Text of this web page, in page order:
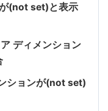
(not set)と表示
ディメンション
ションが(not set)